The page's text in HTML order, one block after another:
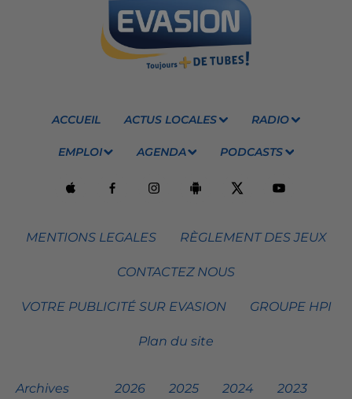
ACCUEIL ACTUS LOCALES RADIO
EMPLOI AGENDA PODCASTS
MENTIONS LEGALES RÈGLEMENT DES JEUX
CONTACTEZ NOUS
VOTRE PUBLICITÉ SUR EVASION GROUPE HPI
Plan du site
Archives 2026 2025 2024 2023